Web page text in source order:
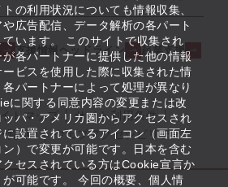
の利用状況についても情報収集、
広告配信、データ解析の各パート
います。 このサイトで収集され
各パートナーに提供した他の情報
ビスを使用した際に収集された情
パートナーによって処理が異なり
に関する同意内容の変更または改
パ・アメリカ圏からアクセスされ
設置されているアイコン（画面左
）で変更が可能です。日本を含む
セスされている方はCookie宣言か
可能です。 今回の概要、個人情
支援情報ヘッドライン
起業支援
トマップ
サイト利用条件
覧
ウェブアクセシビリティ